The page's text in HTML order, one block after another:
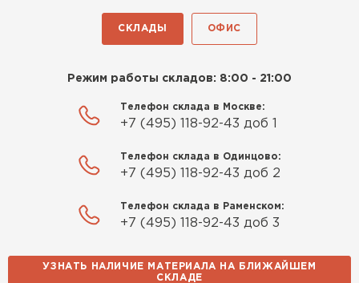
СКЛАДЫ ОФИС
Режим работы складов: 8:00 - 21:00
Телефон склада в Москве:
+7 (495) 118-92-43 доб 1
Телефон склада в Одинцово:
+7 (495) 118-92-43 доб 2
Телефон склада в Раменском:
+7 (495) 118-92-43 доб 3
УЗНАТЬ НАЛИЧИЕ МАТЕРИАЛА НА БЛИЖАЙШЕМ
СКЛАДЕ